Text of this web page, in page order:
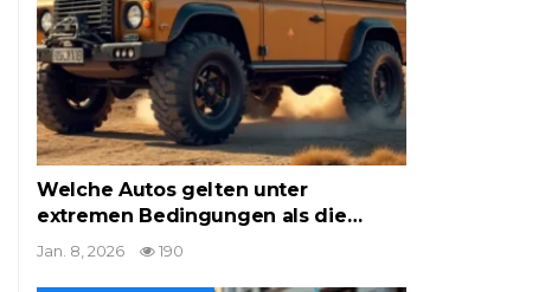
Welche Autos gelten unter
extremen Bedingungen als die…
Jan. 8, 2026 190